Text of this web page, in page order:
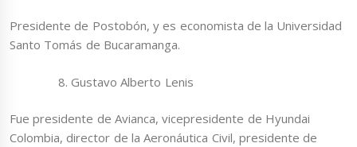
Presidente de Postobón, y es economista de la Universidad
Santo Tomás de Bucaramanga.
Gustavo Alberto Lenis
Fue presidente de Avianca, vicepresidente de Hyundai
Colombia, director de la Aeronáutica Civil, presidente de